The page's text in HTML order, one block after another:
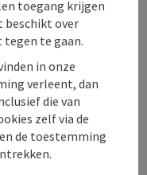
toegang krijgen
beschikt over
te gaan.
in onze
verleent, dan
die van
zelf via de
de toestemming